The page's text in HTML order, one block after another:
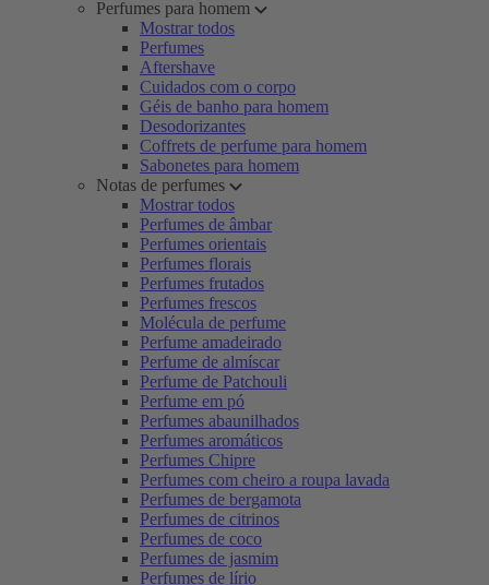
Perfumes para homem
Mostrar todos
Perfumes
Aftershave
Cuidados com o corpo
Géis de banho para homem
Desodorizantes
Coffrets de perfume para homem
Sabonetes para homem
Notas de perfumes
Mostrar todos
Perfumes de âmbar
Perfumes orientais
Perfumes florais
Perfumes frutados
Perfumes frescos
Molécula de perfume
Perfume amadeirado
Perfume de almíscar
Perfume de Patchouli
Perfume em pó
Perfumes abaunilhados
Perfumes aromáticos
Perfumes Chipre
Perfumes com cheiro a roupa lavada
Perfumes de bergamota
Perfumes de citrinos
Perfumes de coco
Perfumes de jasmim
Perfumes de lírio